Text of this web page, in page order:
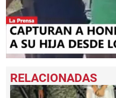
seconds
of
1